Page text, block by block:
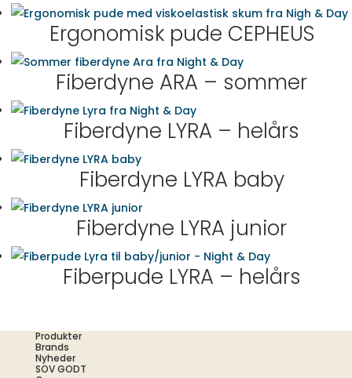
Ergonomisk pude CEPHEUS
Fiberdyne ARA – sommer
Fiberdyne LYRA – helårs
Fiberdyne LYRA baby
Fiberdyne LYRA junior
Fiberpude LYRA – helårs
Produkter
Brands
Nyheder
SOV GODT